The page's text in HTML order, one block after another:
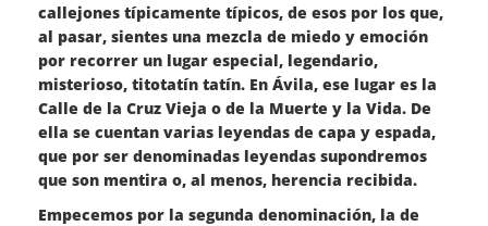
callejones típicamente típicos, de esos por los que,
al pasar, sientes una mezcla de miedo y emoción
por recorrer un lugar especial, legendario,
misterioso, titotatín tatín. En Ávila, ese lugar es la
Calle de la Cruz Vieja o de la Muerte y la Vida. De
ella se cuentan varias leyendas de capa y espada,
que por ser denominadas leyendas supondremos
que son mentira o, al menos, herencia recibida.
Empecemos por la segunda denominación, la de